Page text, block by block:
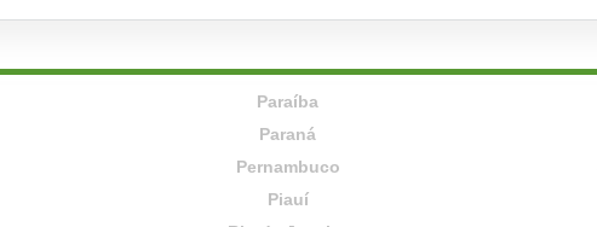
Paraíba
Paraná
Pernambuco
Piauí